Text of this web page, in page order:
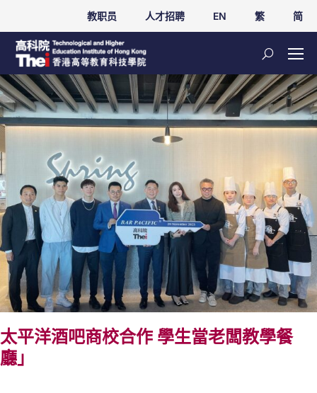
教职员 人才招聘 EN 繁 简
太平洋酒吧商校合作 學生當老闆教學餐
廳」